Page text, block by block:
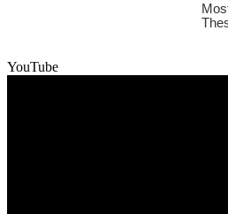
YouTube